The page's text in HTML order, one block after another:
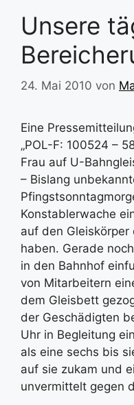
Unsere
24. Mai 2010 von
Eine
„POL-F: 100524 –
Frau auf U-
– Bislang
Konstablerwache
auf den
haben. Gerade
in den Bahnhof
von Mitarbeitern
dem Gleisbett
der Geschädigten
Uhr in Begleitung
als eine sechs bis
auf sie zukam und
unvermittelt gegen